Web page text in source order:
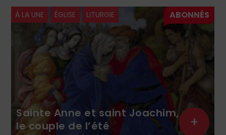
À LA UNE ÉGLISE LITURGIE
Sainte Anne et saint Joachim,
le couple de l’été
+